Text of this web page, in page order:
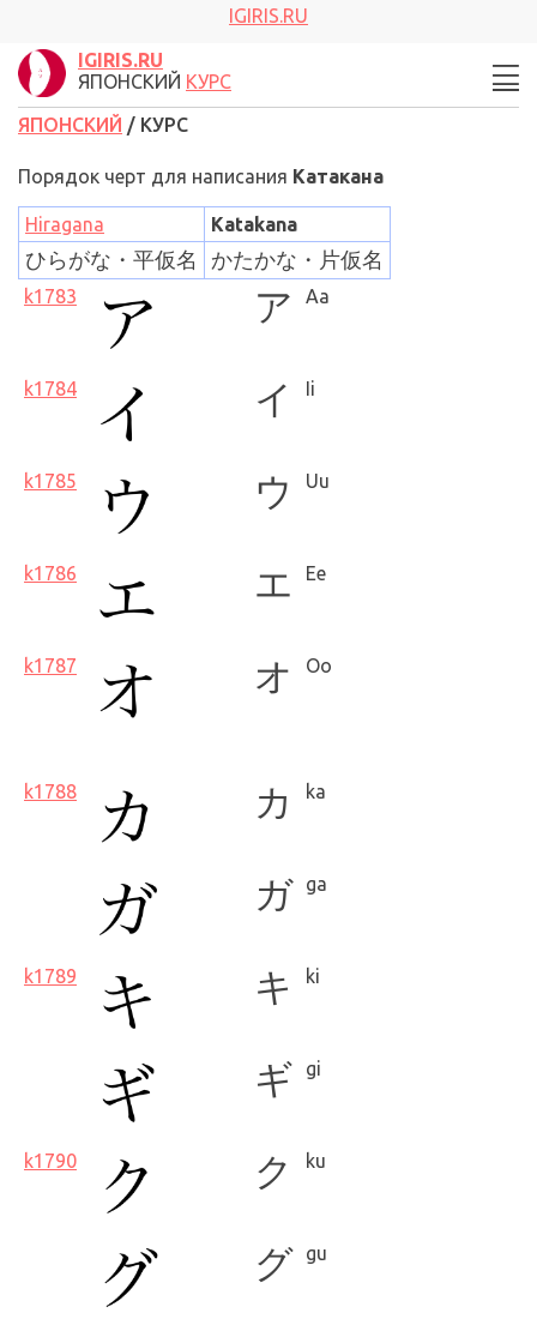
IGIRIS.RU
IGIRIS.RU
ЯПОНСКИЙ КУРС
ЯПОНСКИЙ / КУРС
Порядок черт для написания Катакана
Hiragana Katakana
ひらがな・平仮名 かたかな・片仮名
k1783 ア Aa
k1784 イ Ii
k1785 ウ Uu
k1786 エ Ee
k1787 オ Oo
k1788 カ ka
ガ ga
k1789 キ ki
ギ gi
k1790 ク ku
グ gu